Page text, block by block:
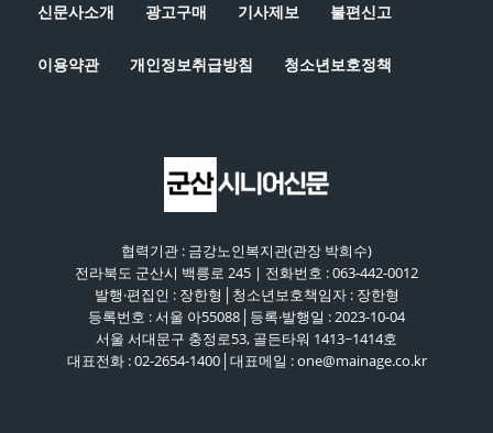
신문사소개 광고구매 기사제보 불편신고
이용약관 개인정보취급방침 청소년보호정책
협력기관 : 금강노인복지관(관장 박희수)
전라북도 군산시 백릉로 245 | 전화번호 : 063-442-0012
발행·편집인 : 장한형│청소년보호책임자 : 장한형
등록번호 : 서울 아55088│등록·발행일 : 2023-10-04
서울 서대문구 충정로53, 골든타워 1413~1414호
대표전화 : 02-2654-1400│대표메일 : one@mainage.co.kr